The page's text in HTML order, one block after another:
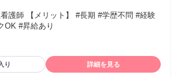
#学歴不問 #経験
OK #昇給あり
り 詳細を見る